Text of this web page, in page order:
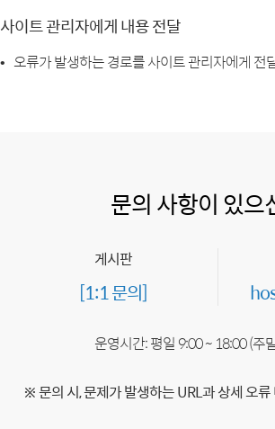
사이트 관리자에게 내용 전달
오류가 발생하는 경로를 사이트 관리자에게 전
문의 사항이 있으
게시판
[1:1 문의]
운영시간: 평일 9:00 ~ 18:00 (주
※ 문의 시, 문제가 발생하는 URL과 상세 오